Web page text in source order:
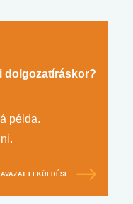
dolgozatíráskor?
példa.
ELKÜLDÉSE